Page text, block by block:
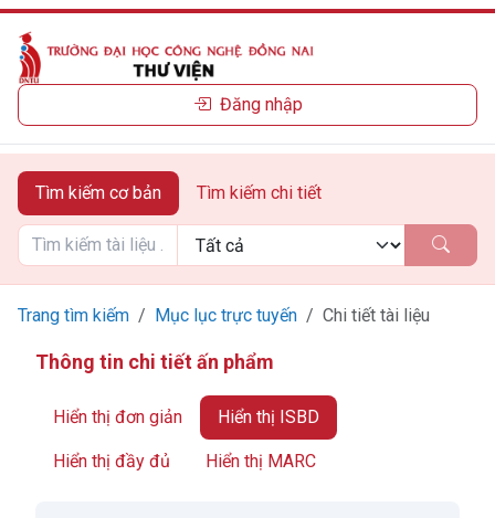
Đăng nhập
Tìm kiếm cơ bản Tìm kiếm chi tiết
Trang tìm kiếm Mục lục trực tuyến Chi tiết tài liệu
Thông tin chi tiết ấn phẩm
Hiển thị đơn giản Hiển thị ISBD
Hiển thị đầy đủ Hiển thị MARC